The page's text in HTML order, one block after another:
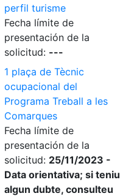
perfil turisme
Fecha límite de
presentación de la
solicitud: ---
1 plaça de Tècnic
ocupacional del
Programa Treball a les
Comarques
Fecha límite de
presentación de la
solicitud: 25/11/2023 -
Data orientativa; si teniu
algun dubte, consulteu